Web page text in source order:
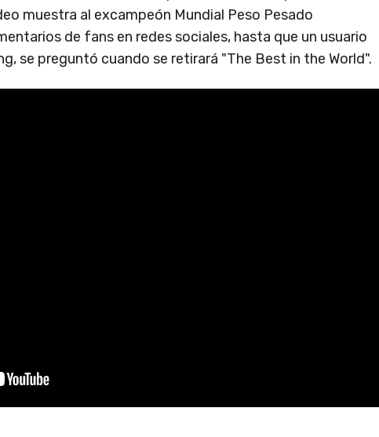
muestra al excampeón Mundial Peso Pesado
de fans en redes sociales, hasta que un usuario
se preguntó cuando se retirará "The Best in the World".